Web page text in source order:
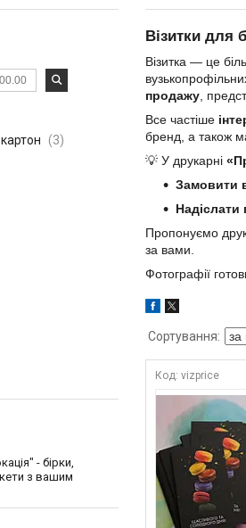
Візитки для
Візитка — це
продажу ,
Все частіше
бренд, а також
💡 У друкарні
Замовити
Надіслати
Пропонуємо
за вами.
Фотографії
vizprice
3
- бірки,
з вашим